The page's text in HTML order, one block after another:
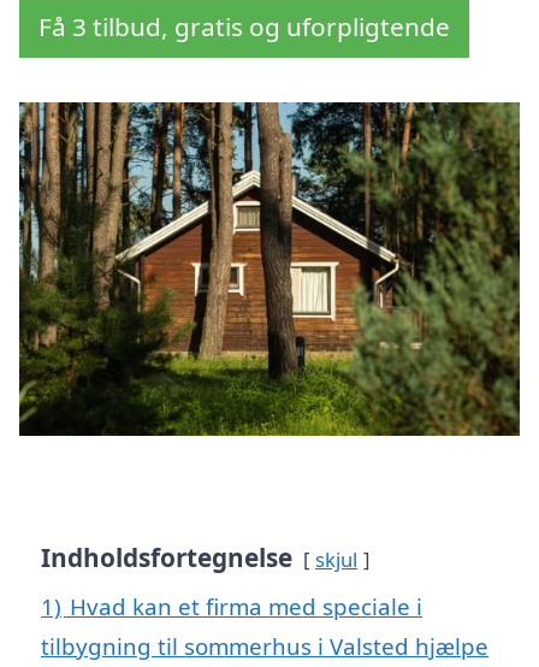
Få 3 tilbud, gratis og uforpligtende
Indholdsfortegnelse skjul
1) Hvad kan et firma med speciale i
tilbygning til sommerhus i Valsted hjælpe